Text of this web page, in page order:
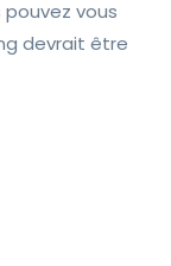
vous
devrait être